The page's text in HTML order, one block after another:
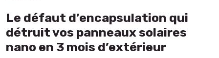
Le défaut d’encapsulation qui
détruit vos panneaux solaires
nano en 3 mois d’extérieur